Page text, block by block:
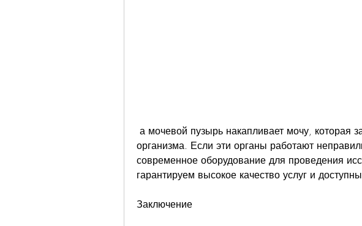
организма. Если эти органы работают
современное оборудование для проведения
гарантируем высокое качество услуг и
Заключение